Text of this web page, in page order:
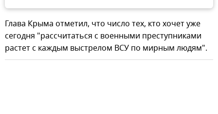
Глава Крыма отметил, что число тех, кто хочет уже
сегодня "рассчитаться с военными преступниками
растет с каждым выстрелом ВСУ по мирным людям".